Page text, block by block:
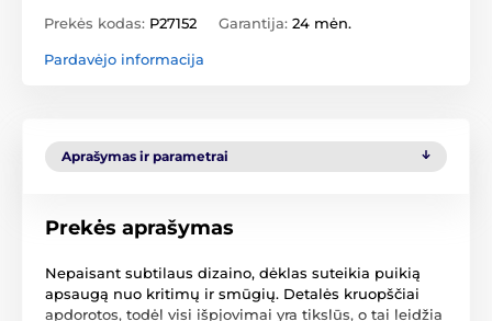
Prekės kodas: P27152 Garantija: 24 mėn.
Pardavėjo informacija
Aprašymas ir parametrai
Prekės aprašymas
Nepaisant subtilaus dizaino, dėklas suteikia puikią
apsaugą nuo kritimų ir smūgių. Detalės kruopščiai
apdorotos, todėl visi išpjovimai yra tikslūs, o tai leidžia